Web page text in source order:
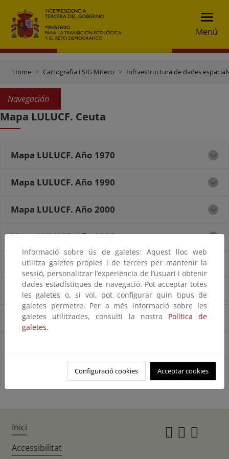
Menú
Home Cartografia i SIG Miteco Infraestructura de dades
Navegación
Mapa LULUCF. Ceuta
Mapa LULUCF. Año 1970
Mapa LULUCF. Año 1990
Mapa LULUCF. Año 2000
Mapa LULUCF. Año 2006
Mapa LULUCF. Año 2009
Mapa LULUCF. Año 2012
Mapa LULUCF. Año 2015
Mapa LULUCF. Año 2021
Informació sobre ús de galetes: Aquest lloc web
utilitza galetes pròpies i de tercers per mantenir la
sessió, personalitzar l’experiència de l’usuari i obtenir
dades estadístiques de navegació. Pot acceptar totes
les galetes o, si vol, pot configurar quin tipus de
galetes permetre. Per a més informació sobre les
galetes utilitzades, consulti la nostra Política de
galetes.
Configuració cookies Acceptar cookies
Inici
Accessibilitat